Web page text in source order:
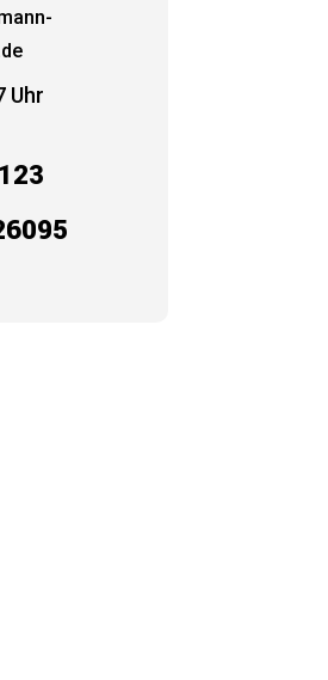
Uhr